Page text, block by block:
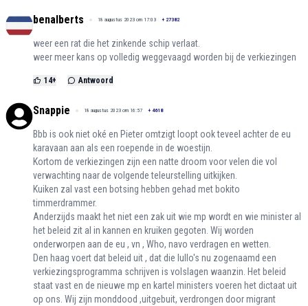
benalberts 18 augustus 2023 om 17:03 + 27382
weer een rat die het zinkende schip verlaat.
weer meer kans op volledig weggevaagd worden bij de verkiezingen
14+ Antwoord
Snappie 18 augustus 2023 om 16:57 + 4618
Bbb is ook niet oké en Pieter omtzigt loopt ook teveel achter de eu
karavaan aan als een roepende in de woestijn.
Kortom de verkiezingen zijn een natte droom voor velen die vol
verwachting naar de volgende teleurstelling uitkijken.
Kuiken zal vast een botsing hebben gehad met bokito
timmerdrammer.
Anderzijds maakt het niet een zak uit wie mp wordt en wie minister al
het beleid zit al in kannen en kruiken gegoten. Wij worden
onderworpen aan de eu , vn , Who, navo verdragen en wetten.
Den haag voert dat beleid uit , dat die lullo's nu zogenaamd een
verkiezingsprogramma schrijven is volslagen waanzin. Het beleid
staat vast en de nieuwe mp en kartel ministers voeren het dictaat uit
op ons. Wij zijn monddood ,uitgebuit, verdrongen door migrant